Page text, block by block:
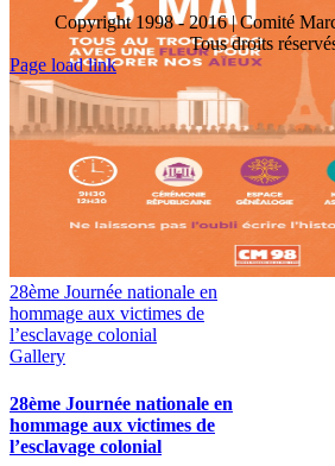
28ème Journée nationale en
hommage aux victimes de
l’esclavage colonial
Gallery
28ème Journée nationale en
hommage aux victimes de
l’esclavage colonial
Copyright 1998 - 2016 | Comité
Tous droits
Toggle
Sliding
Area
Page load link
Go
Top